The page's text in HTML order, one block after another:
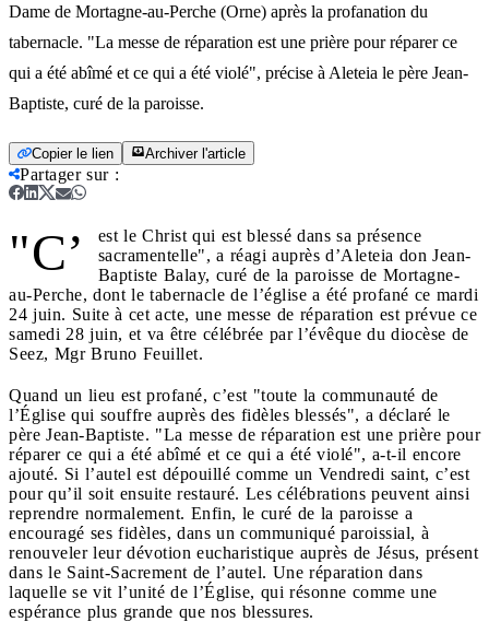
Dame de Mortagne-au-Perche (Orne) après la profanation du
tabernacle. "La messe de réparation est une prière pour réparer ce
qui a été abîmé et ce qui a été violé", précise à Aleteia le père Jean-
Baptiste, curé de la paroisse.
Copier le lien Archiver l'article
Partager sur:
"C’
est le Christ qui est blessé dans sa présence
sacramentelle", a réagi auprès d’Aleteia don Jean-
Baptiste Balay, curé de la paroisse de Mortagne-
au-Perche, dont le tabernacle de l’église a été profané ce mardi
24 juin. Suite à cet acte, une messe de réparation est prévue ce
samedi 28 juin, et va être célébrée par l’évêque du diocèse de
Seez, Mgr Bruno Feuillet.
Quand un lieu est profané, c’est "toute la communauté de
l’Église qui souffre auprès des fidèles blessés", a déclaré le
père Jean-Baptiste. "La messe de réparation est une prière pour
réparer ce qui a été abîmé et ce qui a été violé", a-t-il encore
ajouté. Si l’autel est dépouillé comme un Vendredi saint, c’est
pour qu’il soit ensuite restauré. Les célébrations peuvent ainsi
reprendre normalement. Enfin, le curé de la paroisse a
encouragé ses fidèles, dans un communiqué paroissial, à
renouveler leur dévotion eucharistique auprès de Jésus, présent
dans le Saint-Sacrement de l’autel. Une réparation dans
laquelle se vit l’unité de l’Église, qui résonne comme une
espérance plus grande que nos blessures.